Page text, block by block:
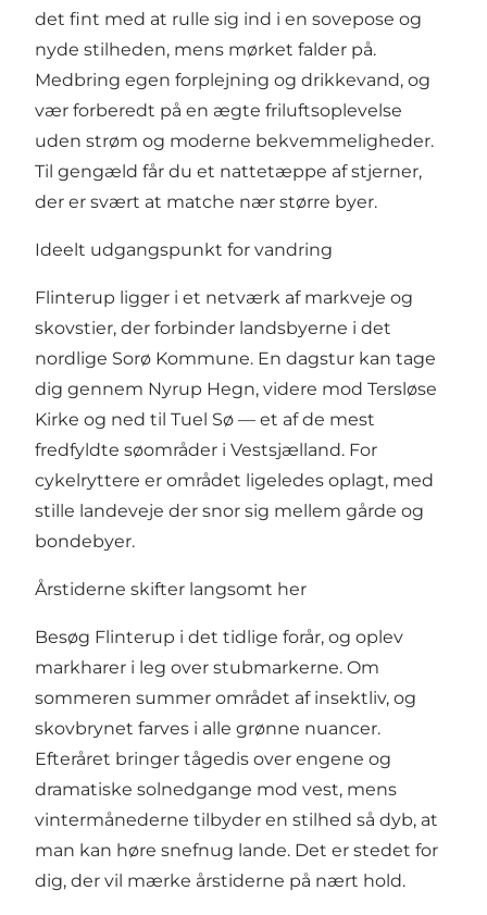
det fint med at rulle sig ind i en sovepose og
nyde stilheden, mens mørket falder på.
Medbring egen forplejning og drikkevand, og
vær forberedt på en ægte friluftsoplevelse
uden strøm og moderne bekvemmeligheder.
Til gengæld får du et nattetæppe af stjerner,
der er svært at matche nær større byer.
Ideelt udgangspunkt for vandring
Flinterup ligger i et netværk af markveje og
skovstier, der forbinder landsbyerne i det
nordlige Sorø Kommune. En dagstur kan tage
dig gennem Nyrup Hegn, videre mod Tersløse
Kirke og ned til Tuel Sø — et af de mest
fredfyldte søområder i Vestsjælland. For
cykelryttere er området ligeledes oplagt, med
stille landeveje der snor sig mellem gårde og
bondebyer.
Årstiderne skifter langsomt her
Besøg Flinterup i det tidlige forår, og oplev
markharer i leg over stubmarkerne. Om
sommeren summer området af insektliv, og
skovbrynet farves i alle grønne nuancer.
Efteråret bringer tågedis over engene og
dramatiske solnedgange mod vest, mens
vintermånederne tilbyder en stilhed så dyb, at
man kan høre snefnug lande. Det er stedet for
dig, der vil mærke årstiderne på nært hold.